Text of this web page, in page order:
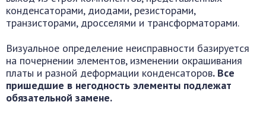
конденсаторами, диодами, резисторами,
транзисторами, дросселями и трансформаторами.
Визуальное определение неисправности базируется
на почернении элементов, изменении окрашивания
платы и разной деформации конденсаторов. Все
пришедшие в негодность элементы подлежат
обязательной замене.